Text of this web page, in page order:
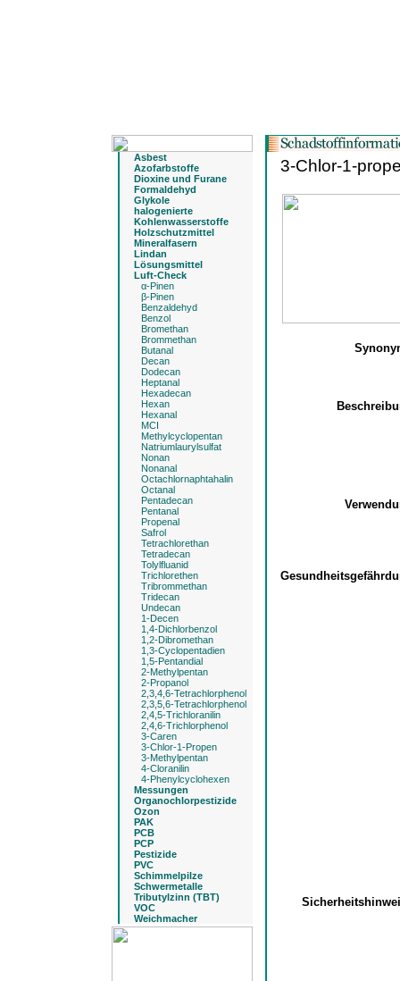
Asbest
Azofarbstoffe
Dioxine und Furane
Formaldehyd
Glykole
halogenierte
Kohlenwasserstoffe
Holzschutzmittel
Mineralfasern
Lindan
Lösungsmittel
Luft-Check
α-Pinen
β-Pinen
Benzaldehyd
Benzol
Bromethan
Brommethan
Butanal
Decan
Dodecan
Heptanal
Hexadecan
Hexan
Hexanal
MCI
Methylcyclopentan
Natriumlaurylsulfat
Nonan
Nonanal
Octachlornaphtahalin
Octanal
Pentadecan
Pentanal
Propenal
Safrol
Tetrachlorethan
Tetradecan
Tolylfluanid
Trichlorethen
Tribrommethan
Tridecan
Undecan
1-Decen
1,4-Dichlorbenzol
1,2-Dibromethan
1,3-Cyclopentadien
1,5-Pentandial
2-Methylpentan
2-Propanol
2,3,4,6-Tetrachlorphenol
2,3,5,6-Tetrachlorphenol
2,4,5-Trichloranilin
2,4,6-Trichlorphenol
3-Caren
3-Chlor-1-Propen
3-Methylpentan
4-Cloranilin
4-Phenylcyclohexen
Messungen
Organochlorpestizide
Ozon
PAK
PCB
PCP
Pestizide
PVC
Schimmelpilze
Schwermetalle
Tributylzinn (TBT)
VOC
Weichmacher
3-Chlor-1-